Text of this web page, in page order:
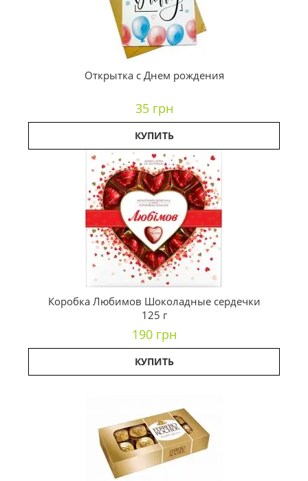
Открытка с Днем рождения
35 грн
КУПИТЬ
Коробка Любимов Шоколадные сердечки
125 г
190 грн
КУПИТЬ